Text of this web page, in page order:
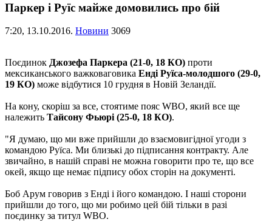
Паркер і Руїс майже домовились про бій
7:20, 13.10.2016. Новини 3069
Поєдинок Джозефа Паркера (21-0, 18 КО) проти
мексиканського важковаговика Енді Руїса-молодшого (29-0,
19 КО) може відбутися 10 грудня в Новій Зеландії.
На кону, скоріш за все, стоятиме пояс WBO, який все ще
належить Тайсону Фьюрі (25-0, 18 КО).
"Я думаю, що ми вже прийшли до взаємовигідної угоди з
командою Руїса. Ми близькі до підписання контракту. Але
звичайно, в нашій справі не можна говорити про те, що все
окей, якщо ще немає підпису обох сторін на документі.
Боб Арум говорив з Енді і його командою. І наші сторони
прийшли до того, що ми робимо цей бій тільки в разі
поєдинку за титул WBO.